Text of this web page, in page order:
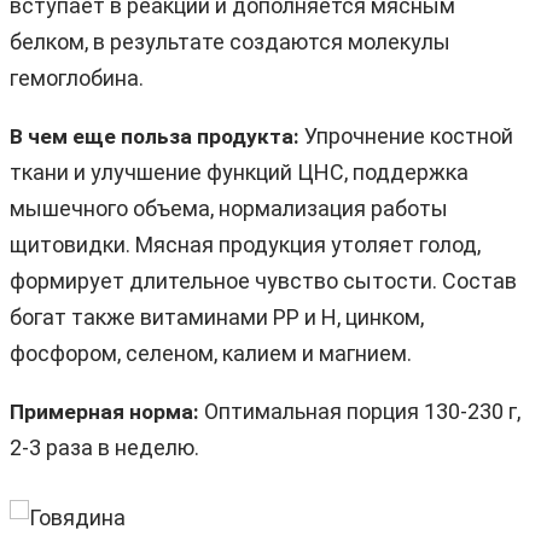
вступает в реакции и дополняется мясным
белком, в результате создаются молекулы
гемоглобина.
В чем еще польза продукта: Упрочнение костной
ткани и улучшение функций ЦНС, поддержка
мышечного объема, нормализация работы
щитовидки. Мясная продукция утоляет голод,
формирует длительное чувство сытости. Состав
богат также витаминами PP и H, цинком,
фосфором, селеном, калием и магнием.
Примерная норма: Оптимальная порция 130-230 г,
2-3 раза в неделю.